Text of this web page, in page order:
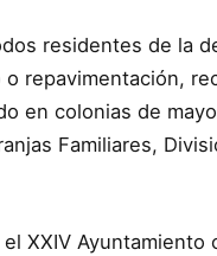
residentes de la
repavimentación,
en colonias de
Familiares,
XXIV